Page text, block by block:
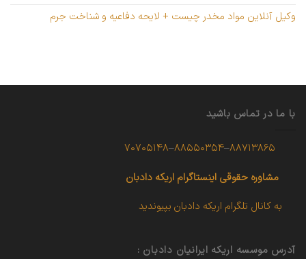
وکیل آنلاین مواد مخدر چیست + لایحه دفاعیه و شناخت جرم
با ما در تماس باشید
۸۸۷۱۳۸۶۵–۸۸۵۵۰۳۵۴–۷۰۷۰۵۱۴۸
مشاوره حقوقی اینستاگرام اریکه دادبان
به کانال تلگرام اریکه دادبان بپیوندید
آدرس موسسه اریکه ایرانیان دادبان :